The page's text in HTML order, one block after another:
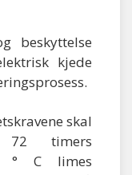
beskyttelse
kjede
skal
72 timers
° C limes